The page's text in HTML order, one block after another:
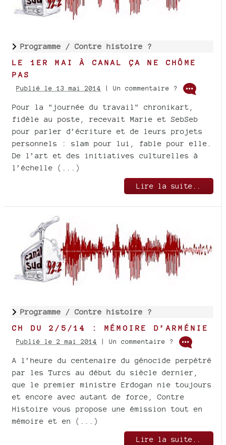
Programme / Contre histoire ?
LE 1ER MAI À CANAL ÇA NE CHÔME
PAS
Publié le 13 mai 2014 | Un commentaire ?
Pour la "journée du travail" chronikart,
fidèle au poste, recevait Marie et SebSeb
pour parler d’écriture et de leurs projets
personnels : slam pour lui, fable pour elle.
De l’art et des initiatives culturelles à
l’échelle (...)
Lire la suite..
Programme / Contre histoire ?
CH DU 2/5/14 : MÉMOIRE D’ARMÉNIE
Publié le 2 mai 2014 | Un commentaire ?
A l’heure du centenaire du génocide perpétré
par les Turcs au début du siècle dernier,
que le premier ministre Erdogan nie toujours
et encore avec autant de force, Contre
Histoire vous propose une émission tout en
mémoire et en (...)
Lire la suite..